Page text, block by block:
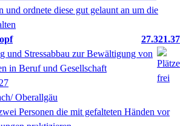
27.321.37
und Stressabbau zur Bewältigung von
in Beruf und Gesellschaft
Oberallgäu